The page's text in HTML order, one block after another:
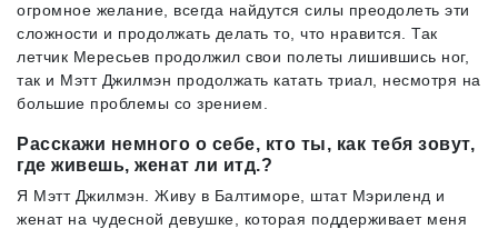
огромное желание, всегда найдутся силы преодолеть эти
сложности и продолжать делать то, что нравится. Так
летчик Мересьев продолжил свои полеты лишившись ног,
так и Мэтт Джилмэн продолжать катать триал, несмотря на
большие проблемы со зрением.
Расскажи немного о себе, кто ты, как тебя зовут,
где живешь, женат ли итд.?
Я Мэтт Джилмэн. Живу в Балтиморе, штат Мэриленд и
женат на чудесной девушке, которая поддерживает меня